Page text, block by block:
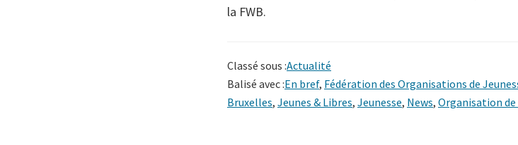
la FWB.
Classé sous :Actualité
Balisé avec :En bref, Fédération des Organisations de
Bruxelles, Jeunes & Libres, Jeunesse, News, Organisation de